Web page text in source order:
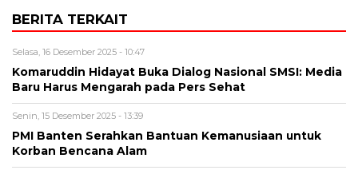
BERITA TERKAIT
Selasa, 16 Desember 2025 - 10:47
Komaruddin Hidayat Buka Dialog Nasional SMSI: Media
Baru Harus Mengarah pada Pers Sehat
Senin, 15 Desember 2025 - 13:39
PMI Banten Serahkan Bantuan Kemanusiaan untuk
Korban Bencana Alam